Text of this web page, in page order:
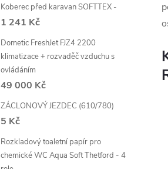
Koberec před karavan SOFTTEX -
1 241 Kč
Dometic FreshJet FJZ4 2200
klimatizace + rozvaděč vzduchu s
ovládáním
49 000 Kč
ZÁCLONOVÝ JEZDEC (610/780)
5 Kč
Rozkladový toaletní papír pro
chemické WC Aqua Soft Thetford - 4